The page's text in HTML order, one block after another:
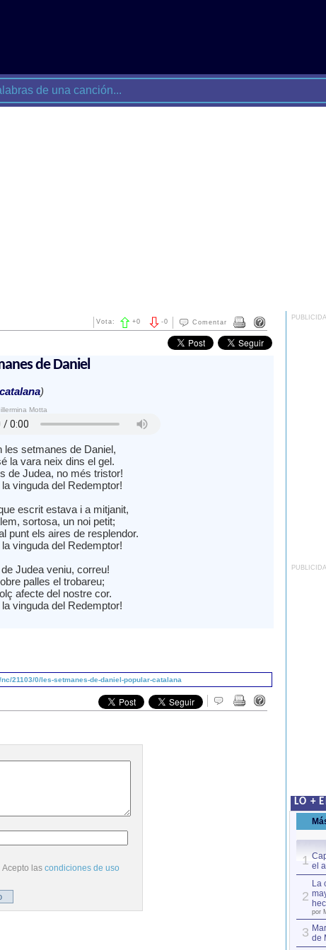
Comentar
-0
Vota: +0
de Daniel
)
Motta
les setmanes de Daniel,
la vara neix dins el gel.
de Judea, no més tristor!
vinguda del Redemptor!
escrit estava i a mitjanit,
sortosa, un noi petit;
punt els aires de resplendor.
vinguda del Redemptor!
Judea veniu, correu!
palles el trobareu;
afecte del nostre cor.
vinguda del Redemptor!
21103/0/les-setmanes-de-daniel-popular-catalana
Acepto las condiciones de uso
LO +
1 el
2
La
por
3 de